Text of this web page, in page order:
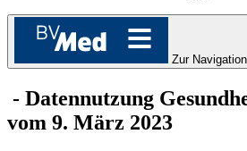
Zur Navigation
- Datennutzung
vom 9. März 2023